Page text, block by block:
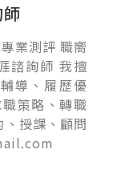
業測評 職嚮
諮詢師 我擅
導、履歷優
策略、轉職
授課、顧問